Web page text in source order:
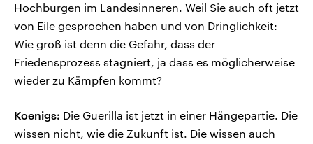
Hochburgen im Landesinneren. Weil Sie auch oft jetzt
von Eile gesprochen haben und von Dringlichkeit:
Wie groß ist denn die Gefahr, dass der
Friedensprozess stagniert, ja dass es möglicherweise
wieder zu Kämpfen kommt?
Koenigs: Die Guerilla ist jetzt in einer Hängepartie. Die
wissen nicht, wie die Zukunft ist. Die wissen auch